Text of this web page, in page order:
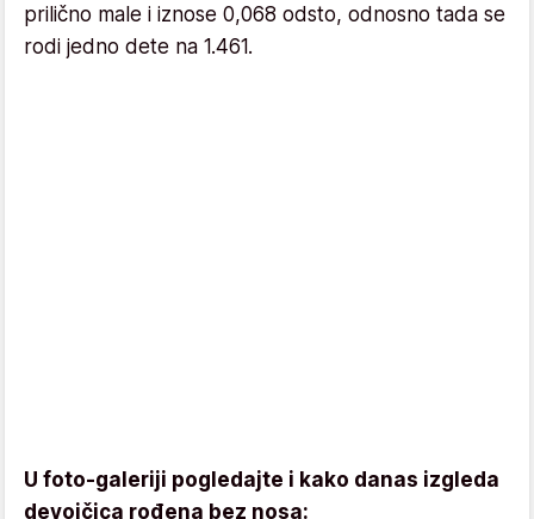
prilično male i iznose 0,068 odsto, odnosno tada se
rodi jedno dete na 1.461.
U foto-galeriji pogledajte i kako danas izgleda
devojčica rođena bez nosa: